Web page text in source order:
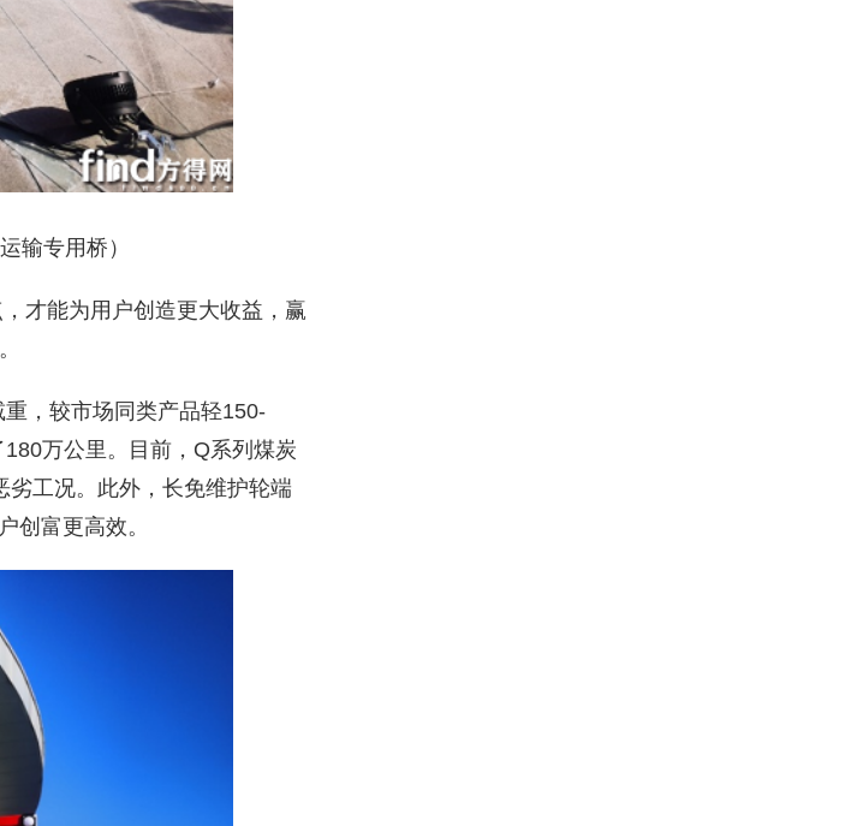
输专用桥）
才能为用户创造更大收益，赢
，较市场同类产品轻150-
万公里。目前，Q系列煤炭
劣工况。此外，长免维护轮端
创富更高效。